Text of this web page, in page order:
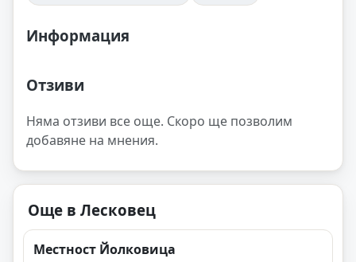
Информация
Отзиви
Няма отзиви все още. Скоро ще позволим
добавяне на мнения.
Още в Лесковец
Местност Йолковица